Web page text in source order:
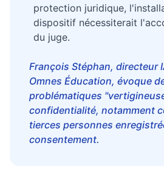
protection juridique,
dispositif nécessiterait
du juge.
François Stéphan, directeur
Omnes Éducation, évoque
problématiques
confidentialité, notamment
tierces personnes
consentement.